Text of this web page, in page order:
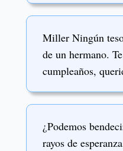
Miller Ningún
de un hermano.
cumpleaños,
¿Podemos
rayos de